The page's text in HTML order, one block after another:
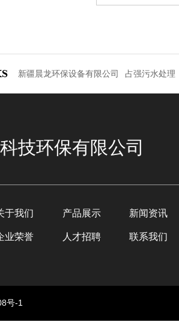
新疆晨龙环保设备有限公司 占强污水处理
技环保有限公司
于我们 产品展示 新闻资讯
业荣誉 人才招聘 联系我们
号-1